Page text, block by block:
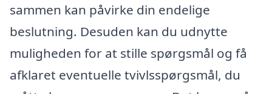
sammen kan påvirke din endelige
beslutning. Desuden kan du udnytte
muligheden for at stille spørgsmål og få
afklaret eventuelle tvivlsspørgsmål, du